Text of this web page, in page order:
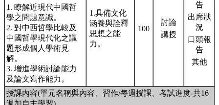
1. 瞭解近現代中國哲
學之問題意識。
2. 對中西哲學比較及
中國哲學現代化之議
題形成個人學術見
解。
3. 增進學術討論能力
及論文寫作能力。
1.具備文化
涵養與詮釋
思想之能
力。
100
討論
講授
告
出席狀
況
口頭報
告
其他
授課內容(單元名稱與內容、習作/每週授課、考試進度-共16
週加自主學習)